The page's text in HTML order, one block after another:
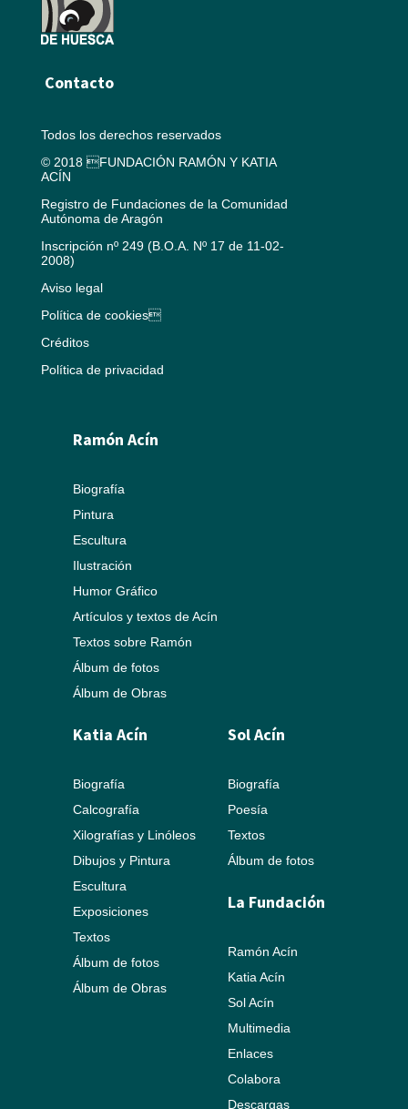
Contacto
Todos los derechos reservados
© 2018 FUNDACIÓN RAMÓN Y KATIA
ACÍN
Registro de Fundaciones de la Comunidad
Autónoma de Aragón
Inscripción nº 249 (B.O.A. Nº 17 de 11-02-
2008)
Aviso legal
Política de cookies
Créditos
Política de privacidad
Ramón Acín
Biografía
Pintura
Escultura
Ilustración
Humor Gráfico
Artículos y textos de Acín
Textos sobre Ramón
Álbum de fotos
Álbum de Obras
Katia Acín
Biografía
Calcografía
Xilografías y Linóleos
Dibujos y Pintura
Escultura
Exposiciones
Textos
Álbum de fotos
Álbum de Obras
Sol Acín
Biografía
Poesía
Textos
Álbum de fotos
La Fundación
Ramón Acín
Katia Acín
Sol Acín
Multimedia
Enlaces
Colabora
Descargas